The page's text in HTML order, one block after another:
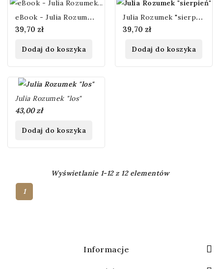
e
Book - Julia Rozumek "sierpień"
39,70 zł
Dodaj do koszyka
J
ulia Rozumek "sierpień"
39,70 zł
Dodaj do koszyka
Julia Rozumek "los"
43,00 zł
Dodaj do koszyka
Wyświetlanie 1-12 z 12 elementów
1
Informacje